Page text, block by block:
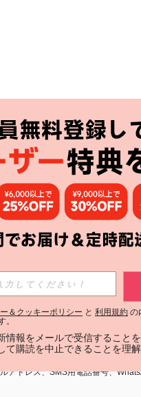
リ
アドレス、SMS用電話番号、
＆クッキーポリシー と 利用規約 の
情報をメールで受信することを
て購読を中止できることを理解